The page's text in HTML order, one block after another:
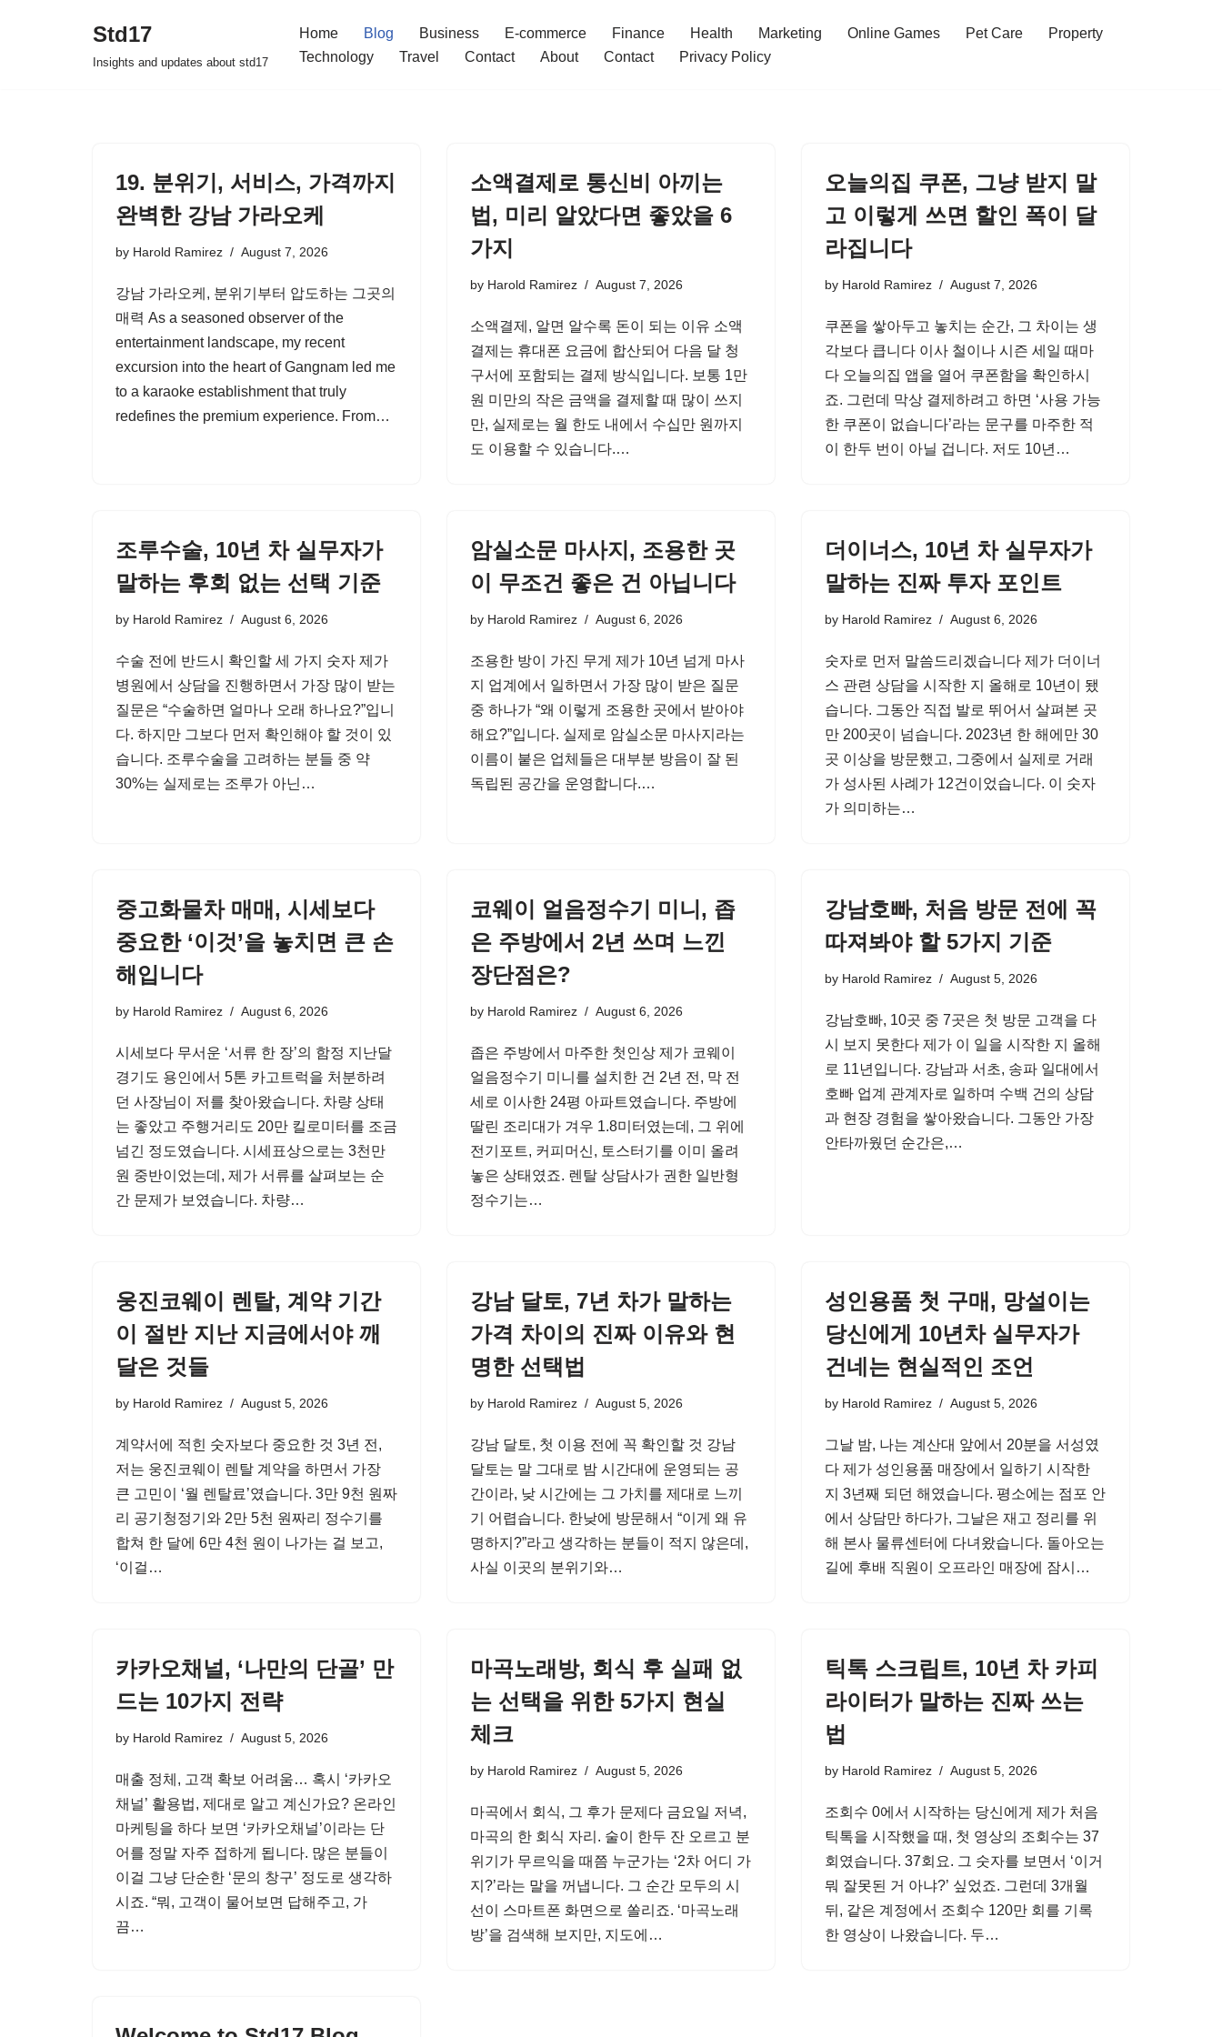
Std17
Insights and updates about std17
Home Blog Business E-commerce Finance Health Marketing Online Games Pet Care
Property
Technology
Travel Contact About Contact Privacy Policy
19. 분위기, 서비스, 가격까지
완벽한 강남 가라오케
by Harold Ramirez August 7, 2026
강남 가라오케, 분위기부터 압도하는 그곳의
매력 As a seasoned observer of the
entertainment landscape, my recent
excursion into the heart of Gangnam led me
to a karaoke establishment that truly
redefines the premium experience. From…
소액결제로 통신비 아끼는
법, 미리 알았다면 좋았을 6
가지
by Harold Ramirez August 7, 2026
소액결제, 알면 알수록 돈이 되는 이유 소액
결제는 휴대폰 요금에 합산되어 다음 달 청
구서에 포함되는 결제 방식입니다. 보통 1만
원 미만의 작은 금액을 결제할 때 많이 쓰지
만, 실제로는 월 한도 내에서 수십만 원까지
도 이용할 수 있습니다.…
오늘의집 쿠폰, 그냥 받지 말
고 이렇게 쓰면 할인 폭이 달
라집니다
by Harold Ramirez August 7, 2026
쿠폰을 쌓아두고 놓치는 순간, 그 차이는 생
각보다 큽니다 이사 철이나 시즌 세일 때마
다 오늘의집 앱을 열어 쿠폰함을 확인하시
죠. 그런데 막상 결제하려고 하면 ‘사용 가능
한 쿠폰이 없습니다’라는 문구를 마주한 적
이 한두 번이 아닐 겁니다. 저도 10년…
조루수술, 10년 차 실무자가
말하는 후회 없는 선택 기준
by Harold Ramirez August 6, 2026
수술 전에 반드시 확인할 세 가지 숫자 제가
병원에서 상담을 진행하면서 가장 많이 받는
질문은 “수술하면 얼마나 오래 하나요?”입니
다. 하지만 그보다 먼저 확인해야 할 것이 있
습니다. 조루수술을 고려하는 분들 중 약
30%는 실제로는 조루가 아닌…
암실소문 마사지, 조용한 곳
이 무조건 좋은 건 아닙니다
by Harold Ramirez August 6, 2026
조용한 방이 가진 무게 제가 10년 넘게 마사
지 업계에서 일하면서 가장 많이 받은 질문
중 하나가 “왜 이렇게 조용한 곳에서 받아야
해요?”입니다. 실제로 암실소문 마사지라는
이름이 붙은 업체들은 대부분 방음이 잘 된
독립된 공간을 운영합니다.…
더이너스, 10년 차 실무자가
말하는 진짜 투자 포인트
by Harold Ramirez August 6, 2026
숫자로 먼저 말씀드리겠습니다 제가 더이너
스 관련 상담을 시작한 지 올해로 10년이 됐
습니다. 그동안 직접 발로 뛰어서 살펴본 곳
만 200곳이 넘습니다. 2023년 한 해에만 30
곳 이상을 방문했고, 그중에서 실제로 거래
가 성사된 사례가 12건이었습니다. 이 숫자
가 의미하는…
중고화물차 매매, 시세보다
중요한 ‘이것’을 놓치면 큰 손
해입니다
by Harold Ramirez August 6, 2026
시세보다 무서운 ‘서류 한 장’의 함정 지난달
경기도 용인에서 5톤 카고트럭을 처분하려
던 사장님이 저를 찾아왔습니다. 차량 상태
는 좋았고 주행거리도 20만 킬로미터를 조금
넘긴 정도였습니다. 시세표상으로는 3천만
원 중반이었는데, 제가 서류를 살펴보는 순
간 문제가 보였습니다. 차량…
코웨이 얼음정수기 미니, 좁
은 주방에서 2년 쓰며 느낀
장단점은?
by Harold Ramirez August 6, 2026
좁은 주방에서 마주한 첫인상 제가 코웨이
얼음정수기 미니를 설치한 건 2년 전, 막 전
세로 이사한 24평 아파트였습니다. 주방에
딸린 조리대가 겨우 1.8미터였는데, 그 위에
전기포트, 커피머신, 토스터기를 이미 올려
놓은 상태였죠. 렌탈 상담사가 권한 일반형
정수기는…
강남호빠, 처음 방문 전에 꼭
따져봐야 할 5가지 기준
by Harold Ramirez August 5, 2026
강남호빠, 10곳 중 7곳은 첫 방문 고객을 다
시 보지 못한다 제가 이 일을 시작한 지 올해
로 11년입니다. 강남과 서초, 송파 일대에서
호빠 업계 관계자로 일하며 수백 건의 상담
과 현장 경험을 쌓아왔습니다. 그동안 가장
안타까웠던 순간은,…
웅진코웨이 렌탈, 계약 기간
이 절반 지난 지금에서야 깨
달은 것들
by Harold Ramirez August 5, 2026
계약서에 적힌 숫자보다 중요한 것 3년 전,
저는 웅진코웨이 렌탈 계약을 하면서 가장
큰 고민이 ‘월 렌탈료’였습니다. 3만 9천 원짜
리 공기청정기와 2만 5천 원짜리 정수기를
합쳐 한 달에 6만 4천 원이 나가는 걸 보고,
‘이걸…
강남 달토, 7년 차가 말하는
가격 차이의 진짜 이유와 현
명한 선택법
by Harold Ramirez August 5, 2026
강남 달토, 첫 이용 전에 꼭 확인할 것 강남
달토는 말 그대로 밤 시간대에 운영되는 공
간이라, 낮 시간에는 그 가치를 제대로 느끼
기 어렵습니다. 한낮에 방문해서 “이게 왜 유
명하지?”라고 생각하는 분들이 적지 않은데,
사실 이곳의 분위기와…
성인용품 첫 구매, 망설이는
당신에게 10년차 실무자가
건네는 현실적인 조언
by Harold Ramirez August 5, 2026
그날 밤, 나는 계산대 앞에서 20분을 서성였
다 제가 성인용품 매장에서 일하기 시작한
지 3년째 되던 해였습니다. 평소에는 점포 안
에서 상담만 하다가, 그날은 재고 정리를 위
해 본사 물류센터에 다녀왔습니다. 돌아오는
길에 후배 직원이 오프라인 매장에 잠시…
카카오채널, ‘나만의 단골’ 만
드는 10가지 전략
by Harold Ramirez August 5, 2026
매출 정체, 고객 확보 어려움… 혹시 ‘카카오
채널’ 활용법, 제대로 알고 계신가요? 온라인
마케팅을 하다 보면 ‘카카오채널’이라는 단
어를 정말 자주 접하게 됩니다. 많은 분들이
이걸 그냥 단순한 ‘문의 창구’ 정도로 생각하
시죠. “뭐, 고객이 물어보면 답해주고, 가
끔…
마곡노래방, 회식 후 실패 없
는 선택을 위한 5가지 현실
체크
by Harold Ramirez August 5, 2026
마곡에서 회식, 그 후가 문제다 금요일 저녁,
마곡의 한 회식 자리. 술이 한두 잔 오르고 분
위기가 무르익을 때쯤 누군가는 ‘2차 어디 가
지?’라는 말을 꺼냅니다. 그 순간 모두의 시
선이 스마트폰 화면으로 쏠리죠. ‘마곡노래
방’을 검색해 보지만, 지도에…
틱톡 스크립트, 10년 차 카피
라이터가 말하는 진짜 쓰는
법
by Harold Ramirez August 5, 2026
조회수 0에서 시작하는 당신에게 제가 처음
틱톡을 시작했을 때, 첫 영상의 조회수는 37
회였습니다. 37회요. 그 숫자를 보면서 ‘이거
뭐 잘못된 거 아냐?’ 싶었죠. 그런데 3개월
뒤, 같은 계정에서 조회수 120만 회를 기록
한 영상이 나왔습니다. 두…